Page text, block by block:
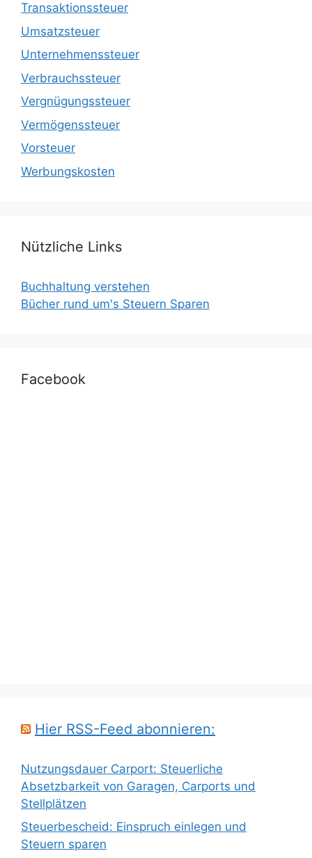
Transaktionssteuer
Umsatzsteuer
Unternehmenssteuer
Verbrauchssteuer
Vergnügungssteuer
Vermögenssteuer
Vorsteuer
Werbungskosten
Nützliche Links
Buchhaltung verstehen
Bücher rund um's Steuern Sparen
Facebook
Hier RSS-Feed abonnieren:
Nutzungsdauer Carport: Steuerliche
Absetzbarkeit von Garagen, Carports und
Stellplätzen
Steuerbescheid: Einspruch einlegen und
Steuern sparen